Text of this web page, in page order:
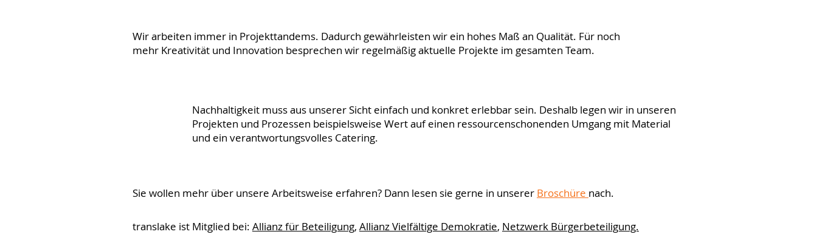
Wir arbeiten immer in Projekttandems. Dadurch gewährleisten wir ein hohes Maß an Qualität. Für noch
mehr Kreativität und Innovation besprechen wir regelmäßig aktuelle Projekte im gesamten Team.
Nachhaltigkeit muss aus unserer Sicht einfach und konkret erlebbar sein. Deshalb legen wir in unseren
Projekten und Prozessen beispielsweise Wert auf einen ressourcenschonenden Umgang mit Material
und ein verantwortungsvolles Catering.
Sie wollen mehr über unsere Arbeitsweise erfahren? Dann lesen sie gerne in unserer Broschüre nach.
translake ist Mitglied bei: Allianz für Beteiligung, Allianz Vielfältige Demokratie, Netzwerk Bürgerbeteiligung.